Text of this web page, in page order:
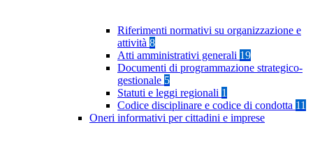
Riferimenti normativi su organizzazione e
attività 8
Atti amministrativi generali 19
Documenti di programmazione strategico-
gestionale 5
Statuti e leggi regionali 1
Codice disciplinare e codice di condotta 11
Oneri informativi per cittadini e imprese